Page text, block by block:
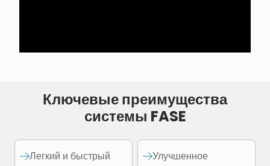
Ключевые преимущества
системы FASE
Легкий и быстрый
Улучшенное